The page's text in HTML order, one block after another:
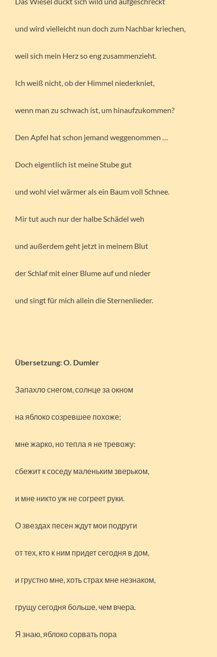
und wird vielleicht nun doch zum Nachbar kriechen,
weil sich mein Herz so eng zusammenzieht.
Ich weiß nicht, ob der Himmel niederkniet,
wenn man zu schwach ist, um hinaufzukommen?
Den Apfel hat schon jemand weggenommen …
Doch eigentlich ist meine Stube gut
und wohl viel wärmer als ein Baum voll Schnee.
Mir tut auch nur der halbe Schädel weh
und außerdem geht jetzt in meinem Blut
der Schlaf mit einer Blume auf und nieder
und singt für mich allein die Sternenlieder.
Übersetzung: O. Dumler
Запахло снегом, солнце за окном
на яблоко созревшее похоже;
мне жарко, но тепла я не тревожу:
сбежит к соседу маленьким зверьком,
и мне никто уж не согреет руки.
О звездах песен ждут мои подруги
от тех, кто к ним придет сегодня в дом,
и грустно мне, хоть страх мне незнаком,
грущу сегодня больше, чем вчера.
Я знаю, яблоко сорвать пора